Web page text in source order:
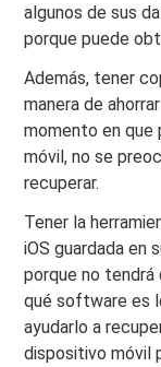
algunos de sus
porque puede
Además, tener
manera de
momento en que
móvil, no se
recuperar.
Tener la
iOS guardada en
porque no
qué software es
ayudarlo a
dispositivo móvil